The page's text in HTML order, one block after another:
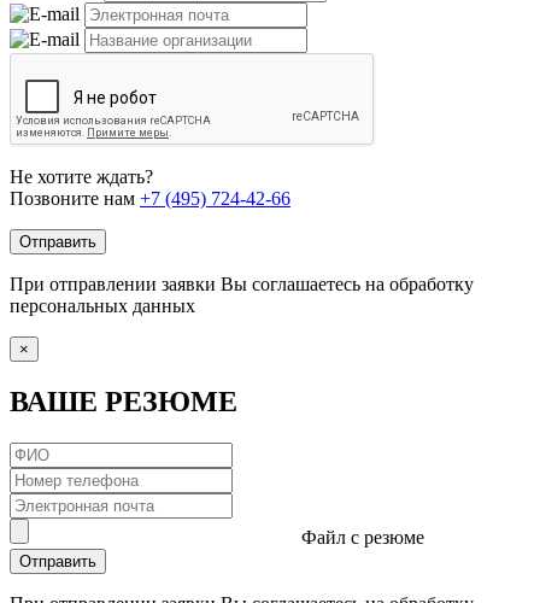
Не хотите ждать?
Позвоните нам +7 (495) 724-42-66
Отправить
При отправлении заявки Вы соглашаетесь на обработку
персональных данных
×
ВАШЕ РЕЗЮМЕ
Файл с резюме
Отправить